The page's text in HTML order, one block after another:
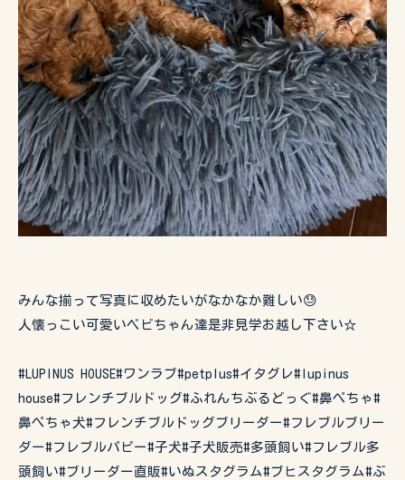
みんな揃って写真に収めたいがなかなか難しい😓
人懐っこい可愛いベビちゃん達是非見学お越し下さい☆
#LUPINUS HOUSE#ワンラブ#petplus#イタグレ#lupinus
house#フレンチブルドッグ#ふれんちぶるどっぐ#鼻ぺちゃ#
鼻ぺちゃ犬#フレンチブルドッグブリーダー#フレブルブリー
ダー#フレブルパピー#子犬#子犬販売#多頭飼い#フレブル多
頭飼い#ブリーダー直販#いぬスタグラム#ブヒスタグラム#ぶ